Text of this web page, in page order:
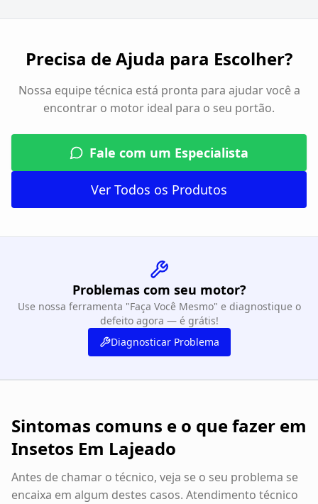
Precisa de Ajuda para Escolher?
Nossa equipe técnica está pronta para ajudar você a
encontrar o motor ideal para o seu portão.
Fale com um Especialista
Ver Todos os Produtos
Problemas com seu motor?
Use nossa ferramenta "Faça Você Mesmo" e diagnostique o
defeito agora — é grátis!
Diagnosticar Problema
Sintomas comuns e o que fazer em
Insetos Em Lajeado
Antes de chamar o técnico, veja se o seu problema se
encaixa em algum destes casos. Atendimento técnico